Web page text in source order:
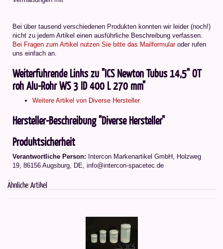
Bei über tausend verschiedenen Produkten konnten wir leider (noch!)
nicht zu jedem Artikel einen ausführliche Beschreibung verfassen.
Bei Fragen zum Artikel nutzen Sie bitte das Mailformularoder rufen
uns einfach an.
Weiterführende Links zu "ICS Newton Tubus 14,5" OT
roh Alu-Rohr WS 3 ID 400 L 270 mm"
Weitere Artikel von Diverse Hersteller
Hersteller-Beschreibung "Diverse Hersteller"
Produktsicherheit
Verantwortliche Person: Intercon Markenartikel GmbH, Holzweg
19, 86156 Augsburg, DE, info@intercon-spacetec.de
Ähnliche Artikel